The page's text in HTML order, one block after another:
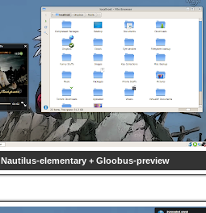
Nautilus-elementary + Gloobus-preview